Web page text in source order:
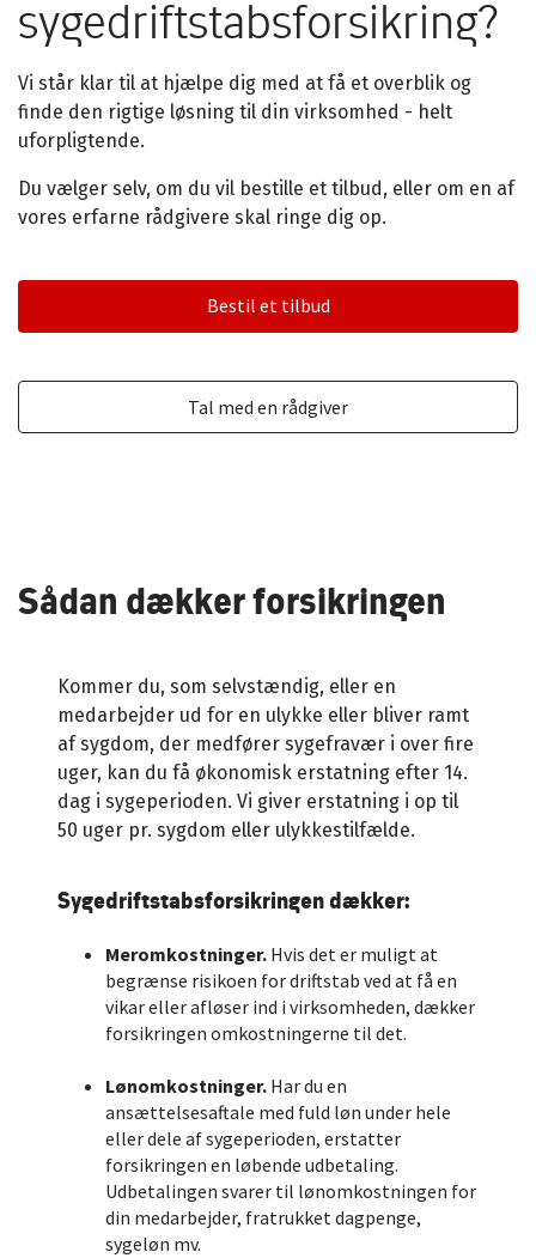
sygedriftstabsforsikring?
Vi står klar til at hjælpe dig med at få et overblik og
finde den rigtige løsning til din virksomhed - helt
uforpligtende.
Du vælger selv, om du vil bestille et tilbud, eller om en af
vores erfarne rådgivere skal ringe dig op.
Bestil et tilbud
Tal med en rådgiver
Sådan dækker forsikringen
Kommer du, som selvstændig, eller en
medarbejder ud for en ulykke eller bliver ramt
af sygdom, der medfører sygefravær i over fire
uger, kan du få økonomisk erstatning efter 14.
dag i sygeperioden. Vi giver erstatning i op til
50 uger pr. sygdom eller ulykkestilfælde.
Sygedriftstabsforsikringen dækker:
Meromkostninger. Hvis det er muligt at
begrænse risikoen for driftstab ved at få en
vikar eller afløser ind i virksomheden, dækker
forsikringen omkostningerne til det.
Lønomkostninger. Har du en
ansættelsesaftale med fuld løn under hele
eller dele af sygeperioden, erstatter
forsikringen en løbende udbetaling.
Udbetalingen svarer til lønomkostningen for
din medarbejder, fratrukket dagpenge,
sygeløn mv.